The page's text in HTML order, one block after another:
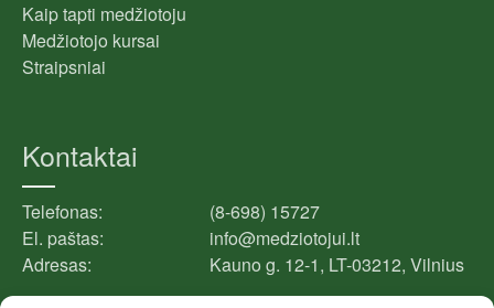
Kaip tapti medžiotoju
Medžiotojo kursai
Straipsniai
Kontaktai
Telefonas:
(8-698) 15727
El. paštas:
info@medziotojui.lt
Adresas:
Kauno g. 12-1, LT-03212, Vilnius